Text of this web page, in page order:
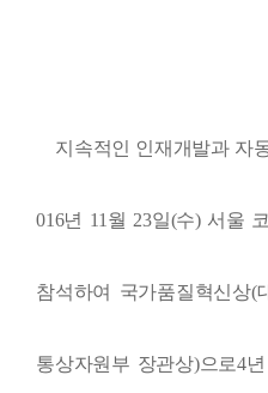
지속적인 인재개발과 자
016년 11 월 23일(수) 서울
참석하여 국가품질혁신상(
통상자원부 장관상)으로4